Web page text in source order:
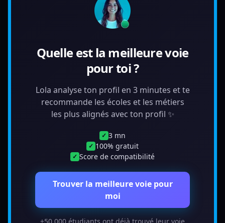
Quelle est la meilleure voie
pour toi ?
Lola analyse ton profil en 3 minutes et te
recommande les écoles et les métiers
les plus alignés avec ton profil ✨
✓ 3 mn
✓ 100% gratuit
✓ Score de compatibilité
Trouver la meilleure voie pour
moi